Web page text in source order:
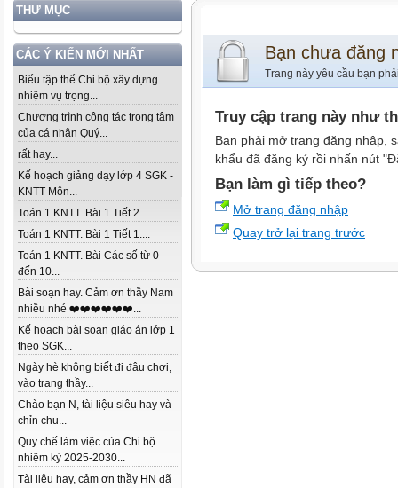
THƯ MỤC
CÁC Ý KIẾN MỚI NHẤT
Biểu tập thể Chi bộ xây dựng
nhiệm vụ trọng...
Chương trình công tác trọng tâm
của cá nhân Quý...
rất hay...
Kế hoạch giảng dạy lớp 4 SGK -
KNTT Môn...
Toán 1 KNTT. Bài 1 Tiết 2....
Toán 1 KNTT. Bài 1 Tiết 1....
Toán 1 KNTT. Bài Các số từ 0
đến 10...
Bài soạn hay. Cảm ơn thầy Nam
nhiều nhé ❤️❤️❤️❤️❤️❤️...
Kế hoạch bài soạn giáo án lớp 1
theo SGK...
Ngày hè không biết đi đâu chơi,
vào trang thầy...
Chào bạn N, tài liệu siêu hay và
chỉn chu...
Quy chế làm việc của Chi bộ
nhiệm kỳ 2025-2030...
Tài liệu hay, cảm ơn thầy HN đã
Bạn chưa đăng
Trang này yêu cầu bạn
Truy cập trang này như
Bạn phải mở trang đăng nhập,
khẩu đã đăng ký rồi nhấn nút
Bạn làm gì tiếp theo?
Mở trang đăng nhập
Quay trở lại trang trước